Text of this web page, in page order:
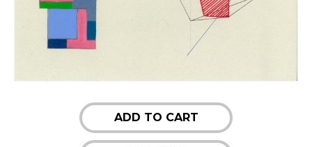
ADD TO CART